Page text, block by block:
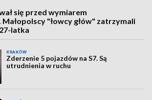
się przed wymiarem
"łowcy głów" zatrzymali
latka
KRAKÓW
Zderzenie 5 pojazdów na S7. Są
utrudnienia w ruchu